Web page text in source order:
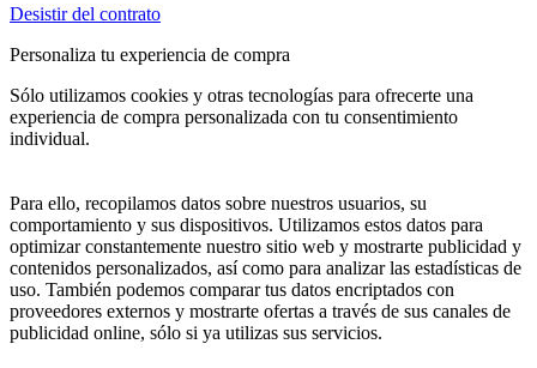
Desistir del contrato
Personaliza tu experiencia de compra
Sólo utilizamos cookies y otras tecnologías para ofrecerte una
experiencia de compra personalizada con tu consentimiento
individual.
Para ello, recopilamos datos sobre nuestros usuarios, su
comportamiento y sus dispositivos. Utilizamos estos datos para
optimizar constantemente nuestro sitio web y mostrarte publicidad y
contenidos personalizados, así como para analizar las estadísticas de
uso. También podemos comparar tus datos encriptados con
proveedores externos y mostrarte ofertas a través de sus canales de
publicidad online, sólo si ya utilizas sus servicios.